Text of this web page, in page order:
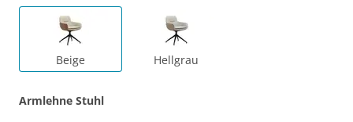
Beige Hellgrau
Armlehne Stuhl